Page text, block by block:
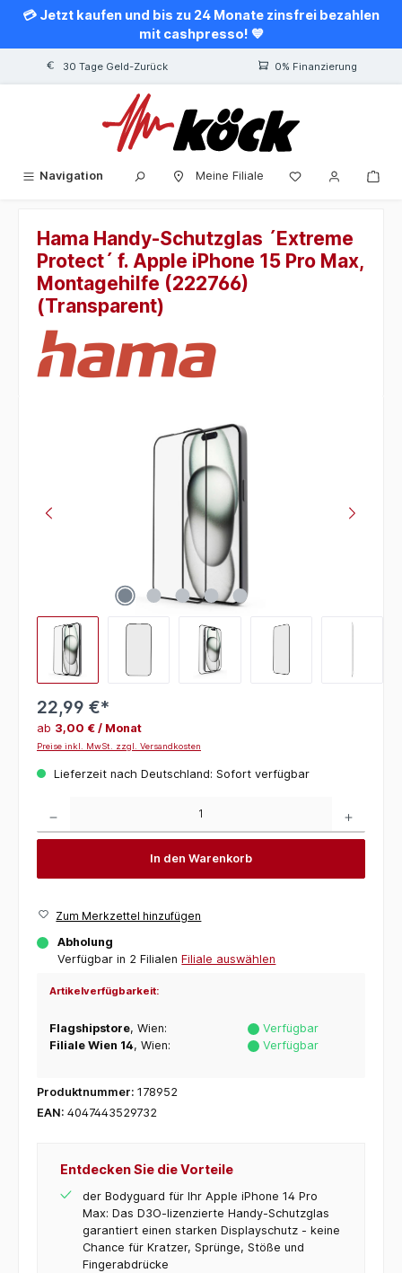
springen
💳 Jetzt kaufen und bis zu 24 Monate zinsfrei bezahlen
mit cashpresso! 💙
30 Tage Geld-Zurück 0% Finanzierung
Navigation Meine Filiale
Hama Handy-Schutzglas ´Extreme
Protect´ f. Apple iPhone 15 Pro Max,
Montagehilfe (222766)
(Transparent)
22,99 €*
ab 3,00 € / Monat
Preise inkl. MwSt. zzgl. Versandkosten
Lieferzeit nach Deutschland: Sofort verfügbar
In den Warenkorb
Zum Merkzettel hinzufügen
Abholung
Verfügbar in 2 Filialen Filiale auswählen
Artikelverfügbarkeit:
Flagshipstore, Wien:
Verfügbar
Filiale Wien 14, Wien: Verfügbar
Produktnummer: 178952
EAN: 4047443529732
Entdecken Sie die Vorteile
der Bodyguard für Ihr Apple iPhone 14 Pro
Max: Das D3O-lizenzierte Handy-Schutzglas
garantiert einen starken Displayschutz - keine
Chance für Kratzer, Sprünge, Stöße und
Fingerabdrücke